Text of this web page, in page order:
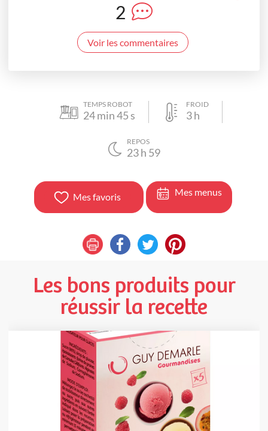
2
Voir les commentaires
TEMPS ROBOT
24min45 s
FROID
3h
REPOS
23h 59
Mes favoris Mes menus
Les bons produits pour
réussir la recette